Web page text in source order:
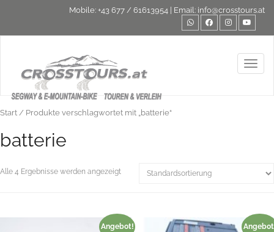
Mobile: +43 677 / 61613954 | Email: info@crosstours.at
Start / Produkte verschlagwortet mit „batterie“
batterie
Alle 4 Ergebnisse werden angezeigt
Angebot!